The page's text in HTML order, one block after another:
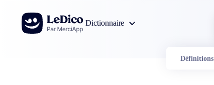
Aller au contenu
Dictionnaire
Définitions